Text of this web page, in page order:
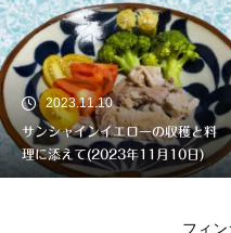
2023.11.10
サンシャインイエローの収穫と料
理に添えて(2023年11月10日)
フィ